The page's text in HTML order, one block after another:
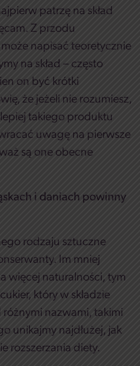
patrzę na skład
Z przodu
napisać teoretycznie
na skład – często
on być krótki
że jeżeli nie rozumiesz,
takiego produktu
uwagę na pierwsze
są one obecne
i daniach powinny
rodzaju sztuczne
Im mniej
więcej naturalności, tym
który w składzie
nazwami, takimi
unikajmy najdłużej, jak
rozszerzania diety.